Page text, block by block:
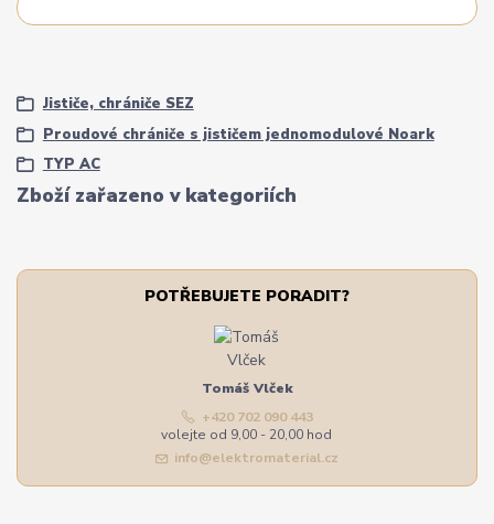
Zboží zařazeno v kategoriích
Jističe, chrániče SEZ
Proudové chrániče s jističem jednomodulové Noark
TYP AC
POTŘEBUJETE PORADIT?
Tomáš Vlček
+420 702 090 443
volejte od 9,00 - 20,00 hod
info@elektromaterial.cz